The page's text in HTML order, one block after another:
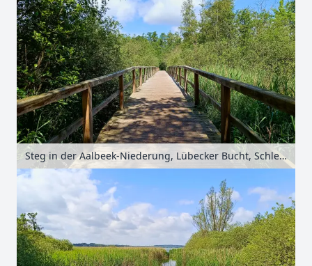
Steg in der Aalbeek-Niederung, Lübecker Bucht, Schleswig-Holstein, Deutschland